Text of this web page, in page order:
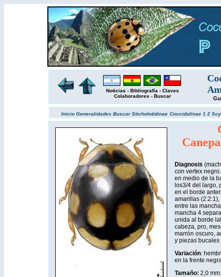
Noticias - Bibliografía - Claves
Colaboradores - Buscar
Inicio Generalidades BuscarSticholotidinae Coccidulinae 1 2
Diagnosis
con vertex
en medio de la
los3/4 del largo,
en el borde
amarillas
entre las
mancha 4
unida al borde
cabeza, pro,
marrón oscuro,
y piezas
Variación:
en la frente
Tamaño: 2,0 mm.